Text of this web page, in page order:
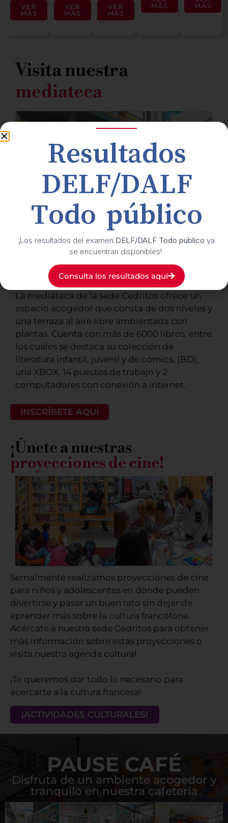
VER
MÁS
VER
MÁS
VER
MÁS
MÁS
MÁS
Visita nuestra
mediateca
La mediateca de la sede Cedritos ofrece un
espacio acogedor que consta de dos niveles y
una terraza al aire libre ambientada con
plantas. Cuenta con más de 6000 libros, entre
los cuales se destaca su colección de
literatura infantil, juvenil y de cómics, (BD),
una XBOX, 14 puestos de trabajo y 2
computadores con conexión a internet.
INSCRÍBETE AQUÍ
¡Únete a nuestras
proyecciones de cine!
Semalmente realizamos proyecciones de cine
para niños y adolescentes en donde pueden
divertirse y pasar un buen rato sin dejar de
aprender más sobre la cultura francófona.
Acércate a nuestra sede Cedritos para obtener
más información sobre estas proyecciones o
visita nuestra agenda cultural.
¡Te queremos dar todo lo necesario para
acercarte a la cultura francesa!
¡ACTIVIDADES CULTURALES!
PAUSE CAFÉ
Disfruta de un ambiente acogedor y
tranquilo en nuestra cafetería
Resultados
DELF/DALF
Todo público
¡Los resultados del examen DELF/DALF Todo público ya
se encuentran disponibles!
Consulta los resultados aquí